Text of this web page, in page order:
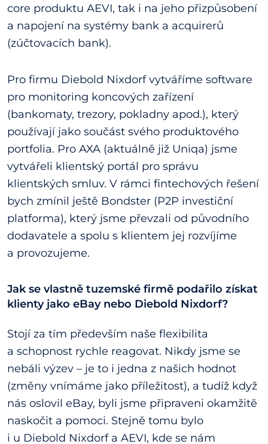
core produktu AEVI, tak i na jeho přizpůsobení
a napojení na systémy bank a acquirerů
(zúčtovacích bank).
Pro firmu Diebold Nixdorf vytváříme software
pro monitoring koncových zařízení
(bankomaty, trezory, pokladny apod.), který
používají jako součást svého produktového
portfolia. Pro AXA (aktuálně již Uniqa) jsme
vytvářeli klientský portál pro správu
klientských smluv. V rámci fintechových řešení
bych zmínil ještě Bondster (P2P investiční
platforma), který jsme převzali od původního
dodavatele a spolu s klientem jej rozvíjíme
a provozujeme.
Jak se vlastně tuzemské firmě podařilo získat
klienty jako eBay nebo Diebold Nixdorf?
Stojí za tím především naše flexibilita
a schopnost rychle reagovat. Nikdy jsme se
nebáli výzev – je to i jedna z našich hodnot
(změny vnímáme jako příležitost), a tudíž když
nás oslovil eBay, byli jsme připraveni okamžitě
naskočit a pomoci. Stejně tomu bylo
i u Diebold Nixdorf a AEVI, kde se nám